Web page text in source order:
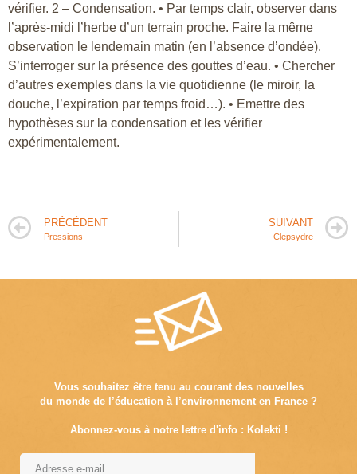
vérifier. 2 – Condensation. • Par temps clair, observer dans
l’après-midi l’herbe d’un terrain proche. Faire la même
observation le lendemain matin (en l’absence d’ondée).
S’interroger sur la présence des gouttes d’eau. • Chercher
d’autres exemples dans la vie quotidienne (le miroir, la
douche, l’expiration par temps froid…). • Emettre des
hypothèses sur la condensation et les vérifier
expérimentalement.
PRÉCÉDENT
Pressions
SUIVANT
Clepsydre
Vous souhaitez être tenu au courant des nouvelles
du monde de l’éducation à l’environnement en France ?
Abonnez-vous à notre lettre d'info : Kolekti !